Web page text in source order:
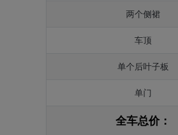
两个侧裙
车顶
单个后叶子板
单门
全车总价：